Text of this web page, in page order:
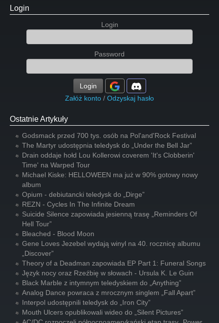
Login
Login
Password
Login
Załóż konto / Odzyskaj hasło
Ostatnie Artykuły
Godsmack przed 700 tys. osób na Pol'and'Rock Festival
The Martyr udostępnia teledysk do „Under the Bell Jar”
Drain oddaje hołd Lou Kollerowi coverem 'It's Clobberin'
Time' na Warped Tour
Michael Kiske: HELLOWEEN ma już w 90% gotowy nowy
album
Opium - debiutancki teledysk do „Dirge”
REZN - Cycles In The Infinite Dream
Suicide Silence zapowiada jesienną trasę „Reminders Of
Hell Tour”
Bleached - Blood Moon
Gene Loves Jezebel wydają winyl na 40. rocznicę albumu
„Discover”
Theory of a Deadman zapowiada EP Part 1: Funeral Songs
Język nocy oraz Rzeźbię w słowach - Ursula K. Le Guin
Black Marble z intymnym teledyskiem do „Anything”
Analog Dance powraca z mrocznym singlem „Fall Apart”
Interpol udostępnili teledysk do „Iron City”
Mouth Ulcers opublikowali wideo do „Silent Pictures”